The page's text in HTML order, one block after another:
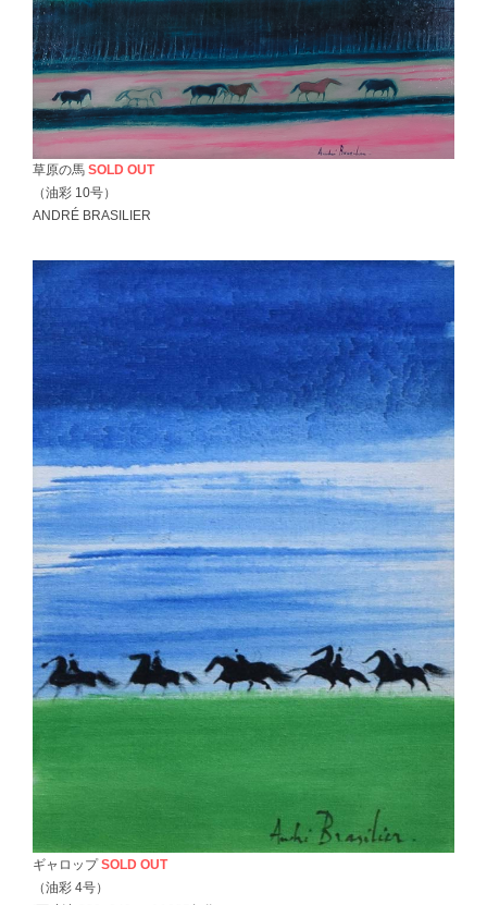
草原の馬 SOLD OUT
（油彩 10号）
ANDRÉ BRASILIER
ギャロップSOLD OUT
（油彩 4号）